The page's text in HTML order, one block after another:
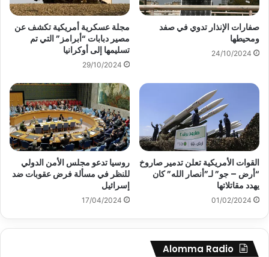
صفارات الإنذار تدوي في صفد
ومحيطها
24/10/2024
مجلة عسكرية أمريكية تكشف عن
مصير دبابات “أبرامز” التي تم
تسليمها إلى أوكرانيا
29/10/2024
القوات الأمريكية تعلن تدمير صاروخ
“أرض – جو” لـ”أنصار الله” كان
يهدد مقاتلاتها
01/02/2024
روسيا تدعو مجلس الأمن الدولي
للنظر في مسألة فرض عقوبات ضد
إسرائيل
17/04/2024
Alomma Radio